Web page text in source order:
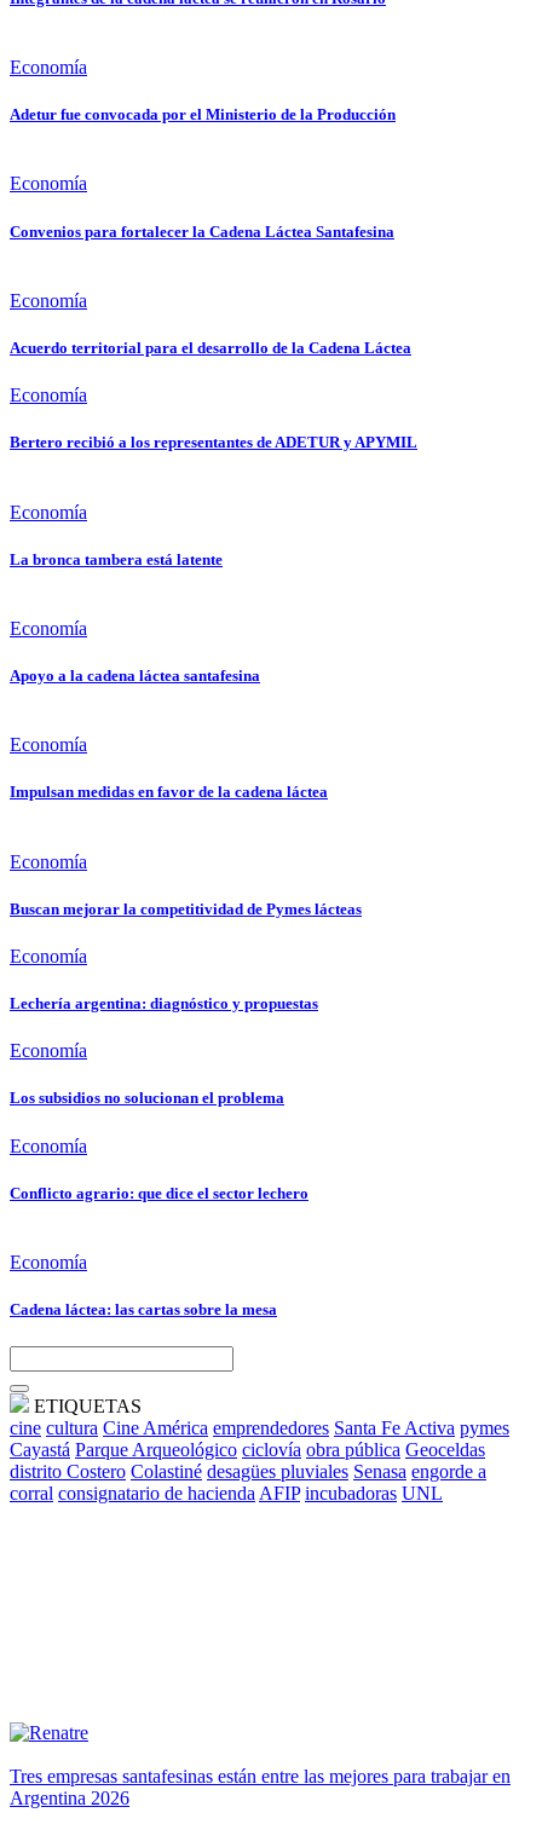
Economía
Adetur fue convocada por el Ministerio de la Producción
Economía
Convenios para fortalecer la Cadena Láctea Santafesina
Economía
Acuerdo territorial para el desarrollo de la Cadena Láctea
Economía
Bertero recibió a los representantes de ADETUR y APYMIL
Economía
La bronca tambera está latente
Economía
Apoyo a la cadena láctea santafesina
Economía
Impulsan medidas en favor de la cadena láctea
Economía
Buscan mejorar la competitividad de Pymes lácteas
Economía
Lechería argentina: diagnóstico y propuestas
Economía
Los subsidios no solucionan el problema
Economía
Conflicto agrario: que dice el sector lechero
Economía
Cadena láctea: las cartas sobre la mesa
ETIQUETAS
cine cultura Cine América emprendedores Santa Fe Activa pymes
Cayastá Parque Arqueológico ciclovía obra pública Geoceldas
distrito Costero Colastiné desagües pluviales Senasa engorde a
corral consignatario de hacienda AFIP incubadoras UNL
Tres empresas santafesinas están entre las mejores para trabajar en
Argentina 2026